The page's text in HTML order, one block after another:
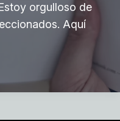
orgulloso de
Aquí